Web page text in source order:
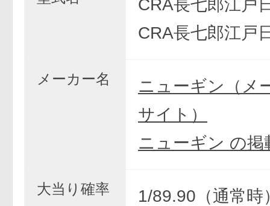
CRA長七郎江戸
CRA長七郎江戸
メーカー名
ニューギン（メ
サイト）
ニューギン の掲
大当り確率
1/89.90（通常